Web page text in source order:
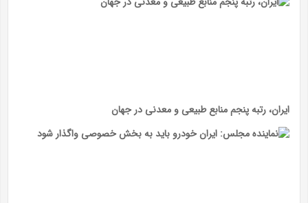
ایران، رتبه پنجم منابع طبیعی و معدنی در جهان